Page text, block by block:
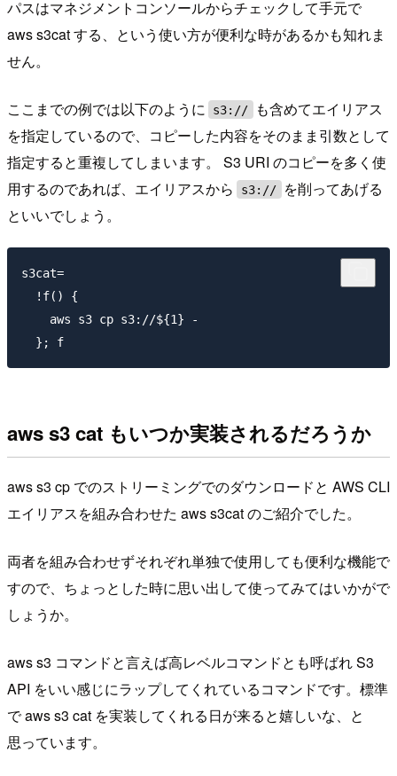
パスはマネジメントコンソールからチェックして手元で
aws s3cat する、という使い方が便利な時があるかも知れま
せん。
ここまでの例では以下のように s3://
も含めてエイリアス
を指定しているので、コピーした内容をそのまま引数として
指定すると重複してしまいます。 S3 URI のコピーを多く使
用するのであれば、エイリアスから
s3://
を削ってあげる
といいでしょう。
s3cat=
  !f() {
    aws s3 cp s3://${1} -
aws s3 cat もいつか実装されるだろうか
aws s3 cp でのストリーミングでのダウンロードと AWS CLI
エイリアスを組み合わせた aws s3cat のご紹介でした。
両者を組み合わせずそれぞれ単独で使用しても便利な機能で
すので、ちょっとした時に思い出して使ってみてはいかがで
しょうか。
aws s3 コマンドと言えば高レベルコマンドとも呼ばれ S3
API をいい感じにラップしてくれているコマンドです。標準
で aws s3 cat を実装してくれる日が来ると嬉しいな、と
思っています。